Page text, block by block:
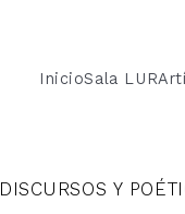
InicioSala LUR
DISCURSOS Y